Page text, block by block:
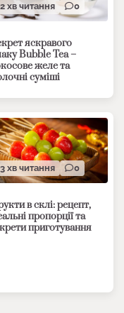
2 хв читання 0
яскравого
Bubble Tea –
желе та
суміші
3 хв читання 0
в склі: рецепт,
пропорції та
приготування